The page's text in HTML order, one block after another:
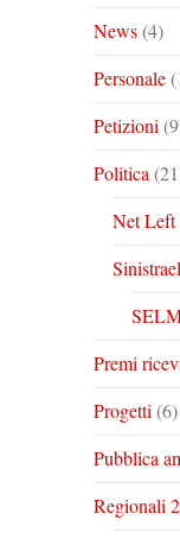
News(4)
Personale
Petizioni
Politica
Net Left
Premi
Progetti (6)
Pubblica
Regionali